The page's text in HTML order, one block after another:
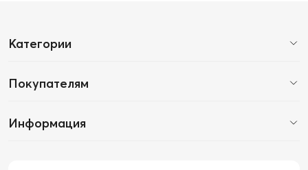
Категории
Покупателям
Информация